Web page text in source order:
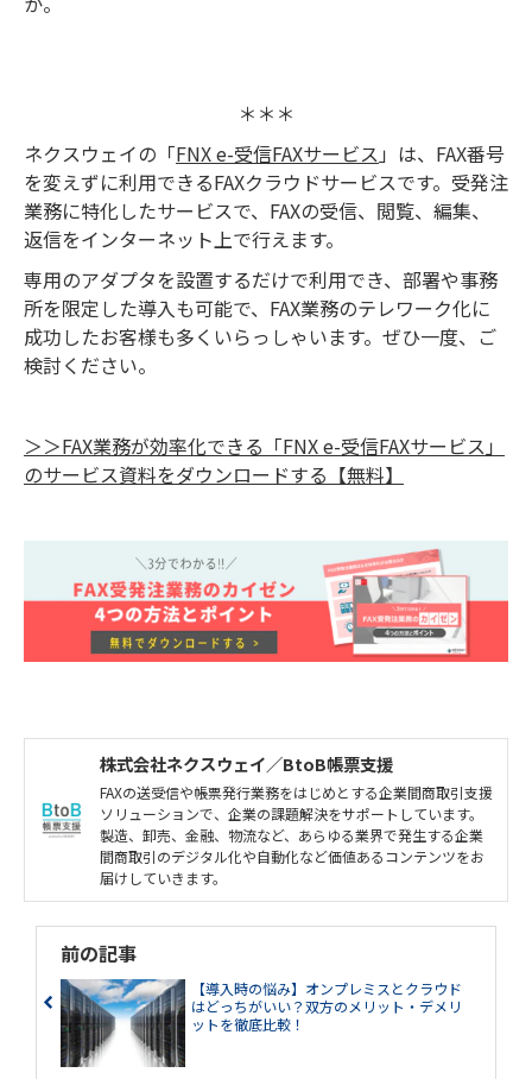
＊＊＊
ネクスウェイの「FNX e-受信FAXサービス 」は、FAX番号
を変えずに利用できるFAXクラウドサービスです。受発注
業務に特化したサービスで、FAXの受信、閲覧、編集、
返信をインターネット上で行えます。
専用のアダプタを設置するだけで利用でき、部署や事務
所を限定した導入も可能で、FAX業務のテレワーク化に
成功したお客様も多くいらっしゃいます。ぜひ一度、ご
検討ください。
＞＞FAX業務が効率化できる「FNX e-受信FAXサービス」
のサービス資料をダウンロードする【無料】
株式会社ネクスウェイ／BtoB帳票支援
FAXの送受信や帳票発行業務をはじめとする企業間商取引支援
ソリューションで、企業の課題解決をサポートしています。
製造、卸売、金融、物流など、あらゆる業界で発生する企業
間商取引のデジタル化や自動化など価値あるコンテンツをお
届けしていきます。
前の記事
【導入時の悩み】オンプレミスとクラウド
はどっちがいい？双方のメリット・デメリ
ットを徹底比較！